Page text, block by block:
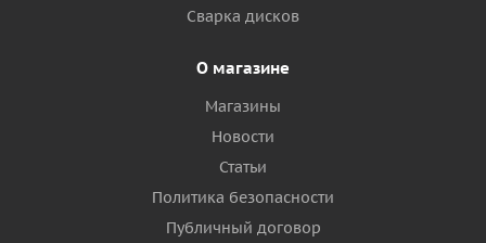
Сварка дисков
О магазине
Магазины
Новости
Статьи
Политика безопасности
Публичный договор